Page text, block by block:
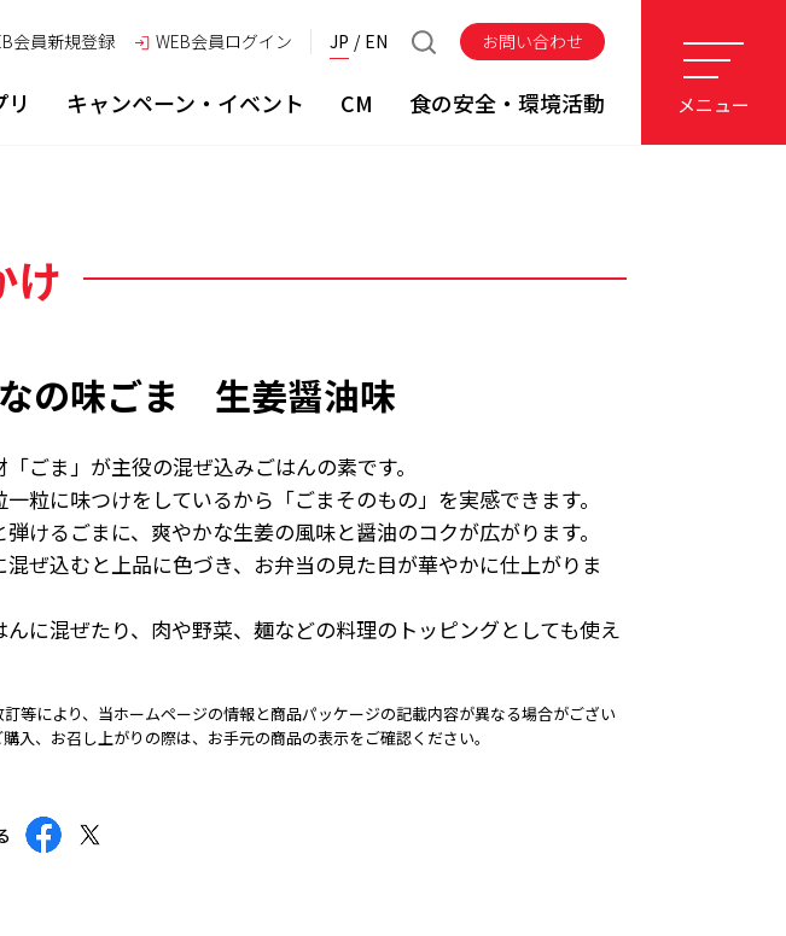
会員新規登録 WEB会員ログイン JP EN お問い合わせ
リ キャンペーン・イベント CM 食の安全・環境活動 メニュー
け
の味ごま 生姜醤油味
ごま」が主役の混ぜ込みごはんの素です。
一粒に味つけをしているから「ごまそのもの」を実感できます。
弾けるごまに、爽やかな生姜の風味と醤油のコクが広がります。
混ぜ込むと上品に色づき、お弁当の見た目が華やかに仕上がりま
んに混ぜたり、肉や野菜、麺などの料理のトッピングとしても使え
等により、当ホームページの情報と商品パッケージの記載内容が異なる場合がござい
購入、お召し上がりの際は、お手元の商品の表示をご確認ください。